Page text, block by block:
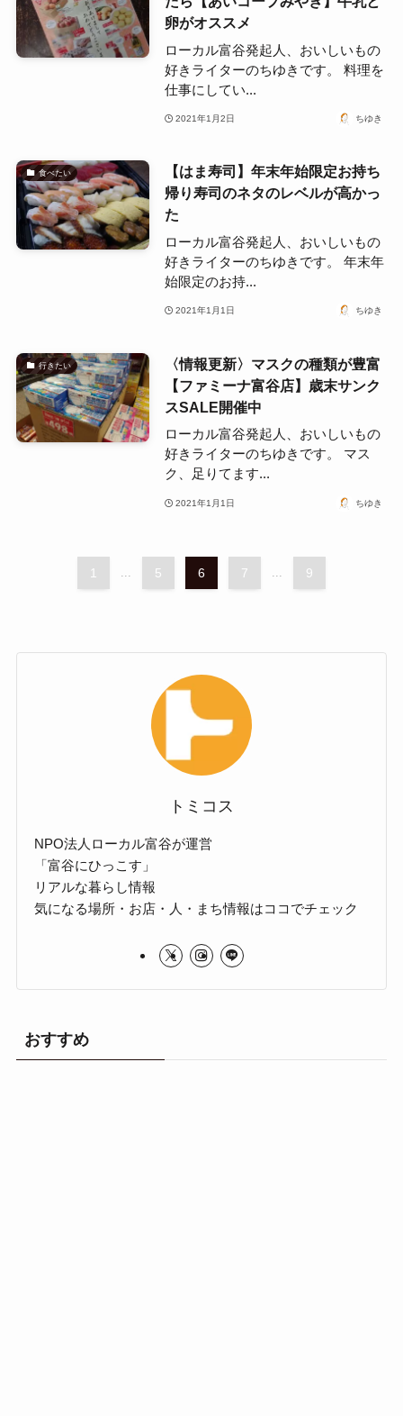
卵がオススメ
ローカル富谷発起人、おいしいもの
好きライターのちゆきです。 料理を
仕事にしてい...
2021年1月2日 ちゆき
食べたい
【はま寿司】年末年始限定お持ち
帰り寿司のネタのレベルが高かっ
た
ローカル富谷発起人、おいしいもの
好きライターのちゆきです。 年末年
始限定のお持...
2021年1月1日 ちゆき
行きたい
〈情報更新〉マスクの種類が豊富
【ファミーナ富谷店】歳末サンク
スSALE開催中
ローカル富谷発起人、おいしいもの
好きライターのちゆきです。 マス
ク、足りてます...
2021年1月1日 ちゆき
1 5 6 7 9
トミコス
NPO法人ローカル富谷が運営
「富谷にひっこす」
リアルな暮らし情報
気になる場所・お店・人・まち情報はココでチェック
おすすめ